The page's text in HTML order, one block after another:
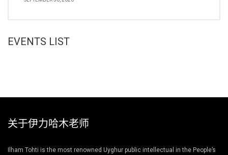
EVENTS LIST
关于伊力哈木老师
Ilham Tohti is the most renowned Uyghur public intellectual in the People’s